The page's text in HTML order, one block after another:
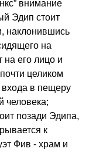
внимание
Эдип стоит
наклонившись
на
на его лицо и
целиком
в пещеру
человека;
позади Эдипа,
к
Фив - храм и